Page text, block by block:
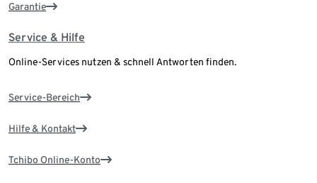
Garantie
Service & Hilfe
Online-Services nutzen & schnell Antworten finden.
Service-Bereich
Hilfe & Kontakt
Tchibo Online-Konto